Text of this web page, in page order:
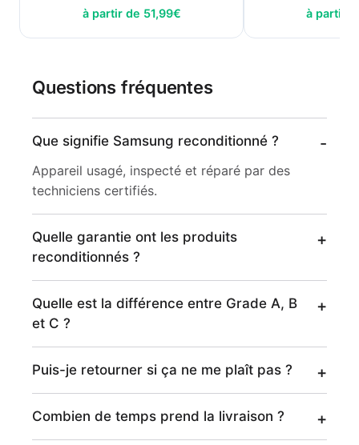
à partir de 51,99€ à partir
Questions fréquentes
Que signifie Samsung reconditionné ?
Appareil usagé, inspecté et réparé par des
techniciens certifiés.
Quelle garantie ont les produits
reconditionnés ?
Quelle est la différence entre Grade A, B
et C ?
Puis-je retourner si ça ne me plaît pas ?
Combien de temps prend la livraison ?